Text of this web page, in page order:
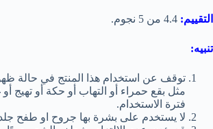
التقييم: 4.4 من 5 نجوم.
تنبيه:
توقف عن استخدام هذا المنتج في حالة
مثل بقع حمراء أو التهاب أو حكة أو تهيج أو
فترة الاستخدام.
لا يستخدم على بشرة بها جروح او طفح